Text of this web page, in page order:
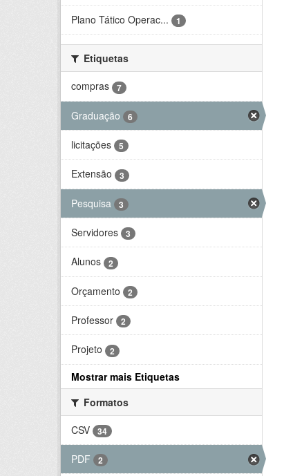
Plano Tático Operac... 1
Etiquetas
compras
7
Graduação 6
licitações 5
Extensão 3
Pesquisa 3
Servidores 3
Alunos 2
Orçamento 2
Professor 2
Projeto 2
Mostrar mais Etiquetas
Formatos
CSV
34
PDF 2